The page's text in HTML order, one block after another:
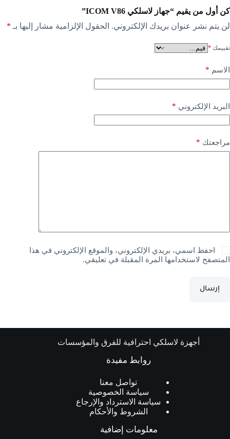
كن أول من يقيم “جهاز لاسلكي ICOM V86”
لن يتم نشر عنوان بريدك الإلكتروني. الحقول الإلزامية مشار إليها بـ *
تقييمك *
الاسم *
البريد الإلكتروني *
مراجعتك *
احفظ اسمي، بريدي الإلكتروني، والموقع الإلكتروني في هذا
المتصفح لاستخدامها المرة المقبلة في تعليقي.
إرسال
أجهزة لاسلكي احترافية للفرق والمؤسسات
روابط مفيدة
تواصل معنا
سياسة الخصوصية
سياسة الاسترداد والإرجاع
الشروط والأحكام
معلومات إضافية